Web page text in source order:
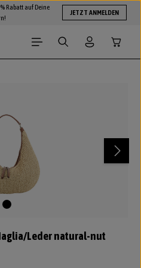
Rabatt auf Deine
JETZT ANMELDEN
Leder natural-nut